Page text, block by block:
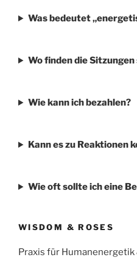
Was bedeutet
Wo finden die
Wie kann ich bezahlen?
Kann es zu Reaktionen
Wie oft sollte ich eine
WISDOM & ROSES
Praxis für